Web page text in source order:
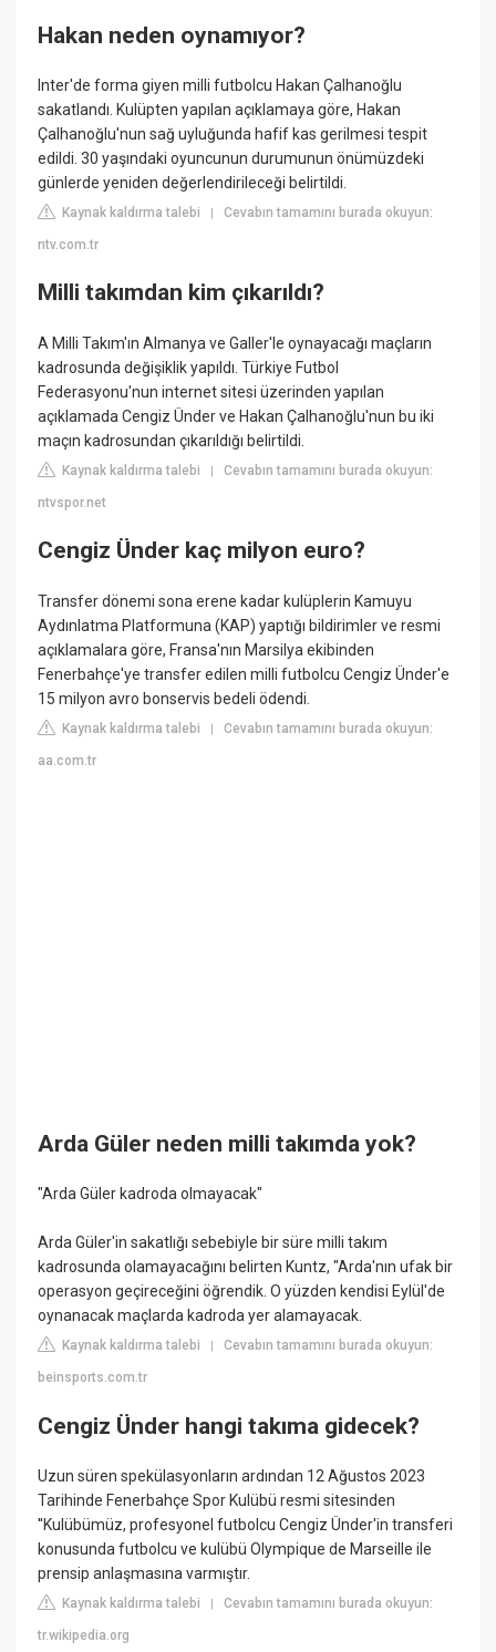
Hakan neden oynamıyor?
Inter'de forma giyen milli futbolcu Hakan Çalhanoğlu
sakatlandı. Kulüpten yapılan açıklamaya göre, Hakan
Çalhanoğlu'nun sağ uyluğunda hafif kas gerilmesi tespit
edildi. 30 yaşındaki oyuncunun durumunun önümüzdeki
günlerde yeniden değerlendirileceği belirtildi.
Kaynak kaldırma talebi |Cevabın tamamını burada okuyun:
ntv.com.tr
Milli takımdan kim çıkarıldı?
A Milli Takım'ın Almanya ve Galler'le oynayacağı maçların
kadrosunda değişiklik yapıldı. Türkiye Futbol
Federasyonu'nun internet sitesi üzerinden yapılan
açıklamada Cengiz Ünder ve Hakan Çalhanoğlu'nun bu iki
maçın kadrosundan çıkarıldığı belirtildi.
Kaynak kaldırma talebi |Cevabın tamamını burada okuyun:
ntvspor.net
Cengiz Ünder kaç milyon euro?
Transfer dönemi sona erene kadar kulüplerin Kamuyu
Aydınlatma Platformuna (KAP) yaptığı bildirimler ve resmi
açıklamalara göre, Fransa'nın Marsilya ekibinden
Fenerbahçe'ye transfer edilen milli futbolcu Cengiz Ünder'e
15 milyon avro bonservis bedeli ödendi.
Kaynak kaldırma talebi |Cevabın tamamını burada okuyun:
aa.com.tr
Arda Güler neden milli takımda yok?
"Arda Güler kadroda olmayacak"
Arda Güler'in sakatlığı sebebiyle bir süre milli takım
kadrosunda olamayacağını belirten Kuntz, "Arda'nın ufak bir
operasyon geçireceğini öğrendik. O yüzden kendisi Eylül'de
oynanacak maçlarda kadroda yer alamayacak.
Kaynak kaldırma talebi |Cevabın tamamını burada okuyun:
beinsports.com.tr
Cengiz Ünder hangi takıma gidecek?
Uzun süren spekülasyonların ardından 12 Ağustos 2023
Tarihinde Fenerbahçe Spor Kulübü resmi sitesinden
''Kulübümüz, profesyonel futbolcu Cengiz Ünder'in transferi
konusunda futbolcu ve kulübü Olympique de Marseille ile
prensip anlaşmasına varmıştır.
Kaynak kaldırma talebi |Cevabın tamamını burada okuyun:
tr.wikipedia.org